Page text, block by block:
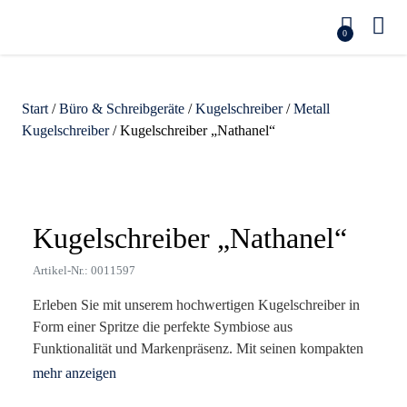
0
Start /Büro & Schreibgeräte /Kugelschreiber/Metall
Kugelschreiber/ Kugelschreiber „Nathanel“
Kugelschreiber „Nathanel“
Artikel-Nr.: 0011597
Erleben Sie mit unserem hochwertigen Kugelschreiber in
Form einer Spritze die perfekte Symbiose aus
Funktionalität und Markenpräsenz. Mit seinen kompakten
Maßen von 1,3 x 12,5 cm und einem Gewicht von nur 20 g